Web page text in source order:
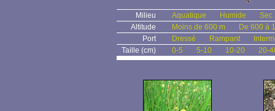
Milieu Aquatique Humide
Sec
Altitude
Moins de 600 m
De 600 à
Port
Dressé Rampant
Taille (cm)
0-5 5-10 10-20 20-